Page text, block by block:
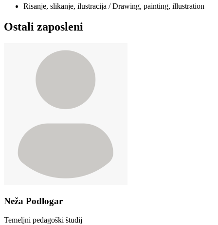
Risanje, slikanje, ilustracija / Drawing, painting, illustration
Ostali zaposleni
Neža Podlogar
Temeljni pedagoški študij